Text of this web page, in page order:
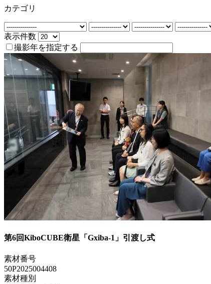
カテゴリ
表示件数
撮影年を指定する
第6回KiboCUBE衛星「Gxiba-1」引渡し式
素材番号
50P2025004408
素材種別